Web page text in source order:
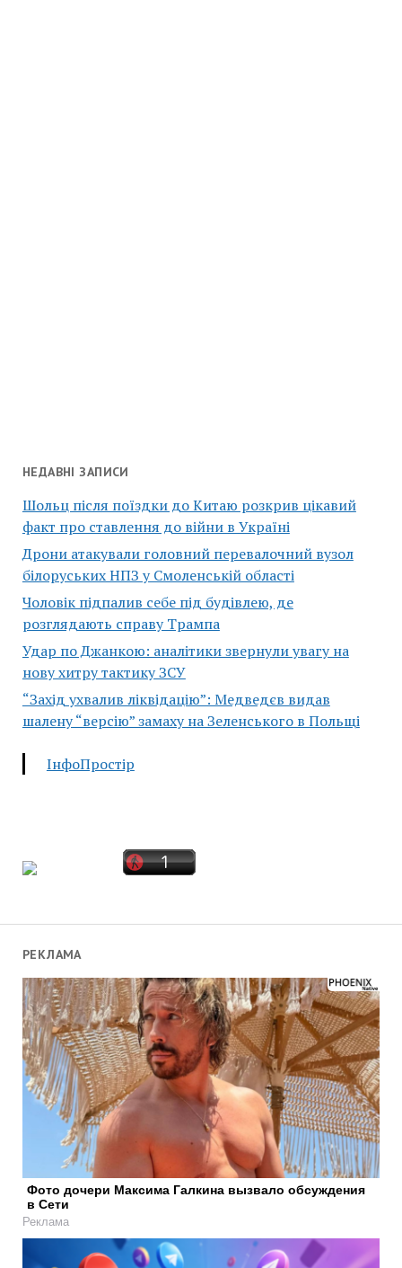
НЕДАВНІ ЗАПИСИ
Шольц після поїздки до Китаю розкрив цікавий
факт про ставлення до війни в Україні
Дрони атакували головний перевалочний вузол
білоруських НПЗ у Смоленській області
Чоловік підпалив себе під будівлею, де
розглядають справу Трампа
Удар по Джанкою: аналітики звернули увагу на
нову хитру тактику ЗСУ
“Захід ухвалив ліквідацію”: Медведєв видав
шалену “версію” замаху на Зеленського в Польщі
ІнфоПростір
РЕКЛАМА
Фото дочери Максима Галкина вызвало обсуждения
в Сети
Реклама